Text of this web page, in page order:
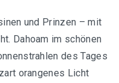
und Prinzen – mit
Dahoam im schönen
des Tages
orangenes Licht